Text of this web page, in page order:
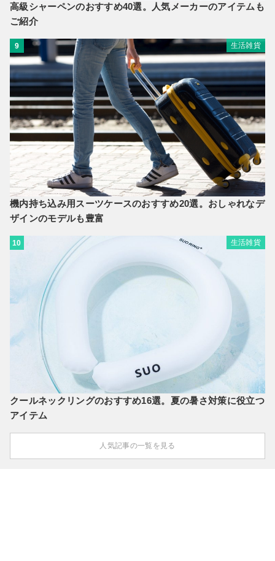
高級シャーペンのおすすめ40選。人気メーカーのアイテムも
ご紹介
9 生活雑貨
機内持ち込み用スーツケースのおすすめ20選。おしゃれなデ
ザインのモデルも豊富
10 生活雑貨
クールネックリングのおすすめ16選。夏の暑さ対策に役立つ
アイテム
人気記事の一覧を見る